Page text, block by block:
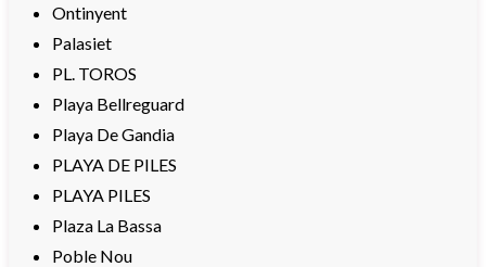
Ontinyent
Palasiet
PL. TOROS
Playa Bellreguard
Playa De Gandia
PLAYA DE PILES
PLAYA PILES
Plaza La Bassa
Poble Nou